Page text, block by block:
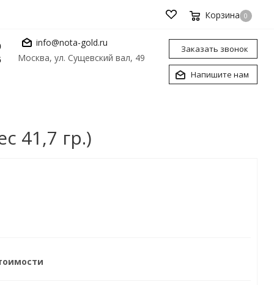
Корзина 0
info@nota-gold.ru
Москва, ул. Сущевский вал, 49
Заказать звонок
Напишите нам
41,7 гр.)